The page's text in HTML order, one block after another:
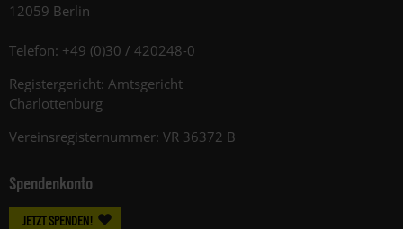
12059 Berlin
Telefon: +49 (0)30 / 420248-0
Registergericht: Amtsgericht
Charlottenburg
Vereinsregisternummer: VR 36372 B
Spendenkonto
JETZT SPENDEN!